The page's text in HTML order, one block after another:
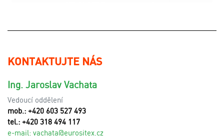
KONTAKTUJTE NÁS
Ing. Jaroslav Vachata
Vedoucí oddělení
mob.: +420 603 527 493
tel.: +420 318 494 117
e-mail: vachata@eurositex.cz